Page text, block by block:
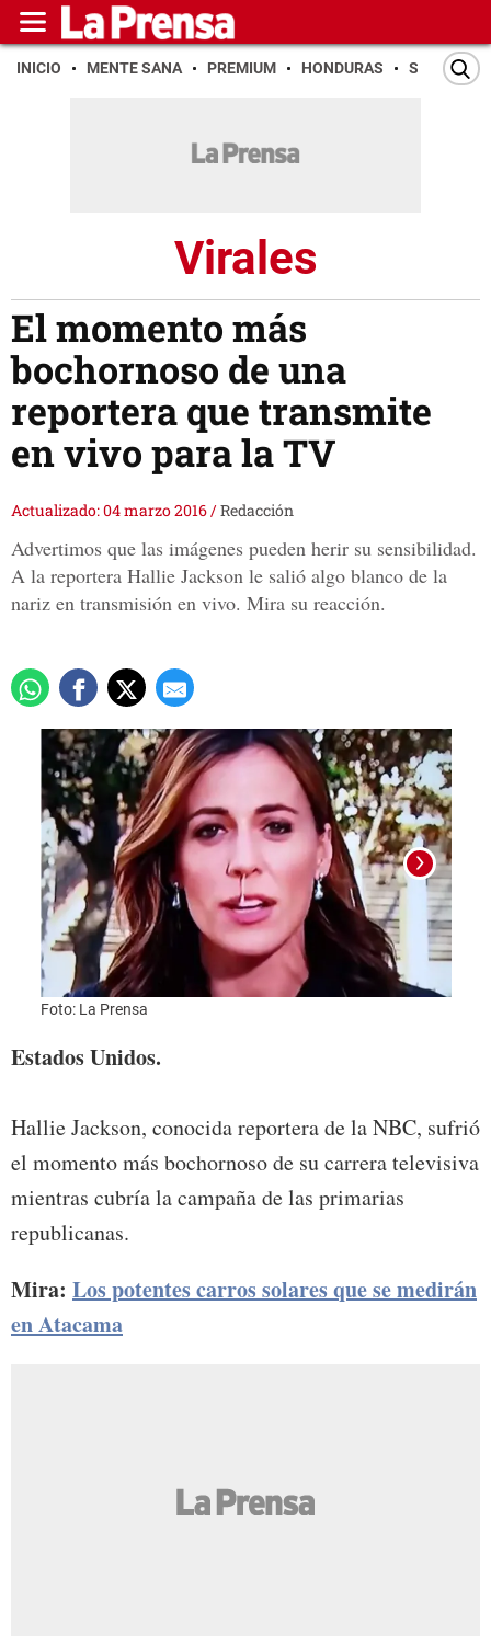
INICIO MENTE SANA PREMIUM HONDURAS SAN PEDRO
Virales
El momento más
bochornoso de una
reportera que transmite
en vivo para la TV
Actualizado: 04 marzo 2016/Redacción
Advertimos que las imágenes pueden herir su sensibilidad.
A la reportera Hallie Jackson le salió algo blanco de la
nariz en transmisión en vivo. Mira su reacción.
Foto: La Prensa
Estados Unidos.
Hallie Jackson, conocida reportera de la NBC, sufrió
el momento más bochornoso de su carrera televisiva
mientras cubría la campaña de las primarias
republicanas.
Mira: Los potentes carros solares que se medirán
en Atacama